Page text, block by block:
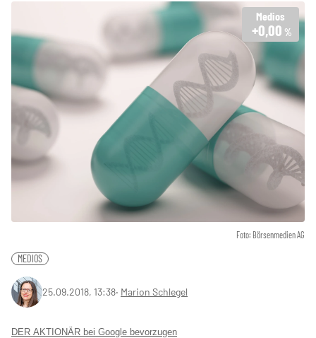
Foto: Börsenmedien AG
Medios
+0,00 %
MEDIOS
25.09.2018, 13:38‧ Marion Schlegel
DER AKTIONÄR bei Google bevorzugen